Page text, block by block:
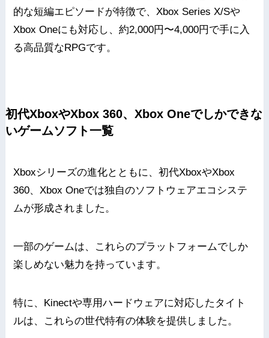
的な短編エピソードが特徴で、Xbox Series X/Sや
Xbox Oneにも対応し、約2,000円〜4,000円で手に入
る高品質なRPGです。
初代XboxやXbox 360、Xbox Oneでしかできな
いゲームソフト一覧
Xboxシリーズの進化とともに、初代XboxやXbox
360、Xbox Oneでは独自のソフトウェアエコシステ
ムが形成されました。
一部のゲームは、これらのプラットフォームでしか
楽しめない魅力を持っています。
特に、Kinectや専用ハードウェアに対応したタイト
ルは、これらの世代特有の体験を提供しました。